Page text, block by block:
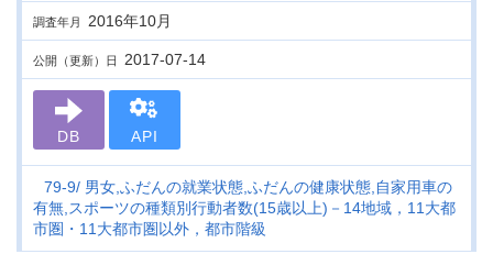
調査年月 2016年10月
公開（更新）日 2017-07-14
DB API
79-9
男女,ふだんの就業状態,ふだんの健康状態,自家用車の
有無,スポーツの種類別行動者数(15歳以上)－14地域，11大都
市圏・11大都市圏以外，都市階級